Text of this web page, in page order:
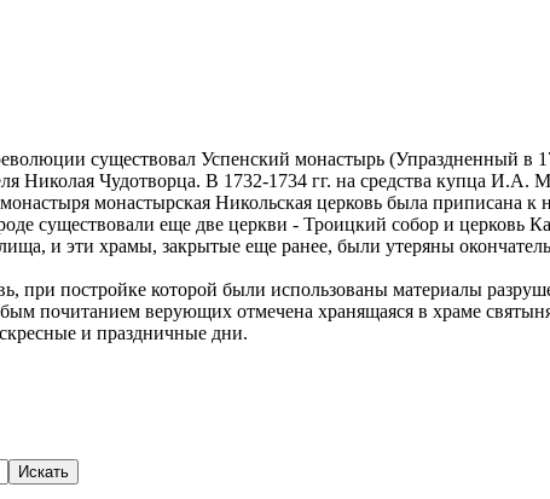
существовал Успенский монастырь (Упраздненный
Николая Чудотворца. В 1732-1734 гг. на средства купца И.А.
монастырская Никольская церковь была приписана
существовали еще две церкви - Троицкий собор и церковь
и эти храмы, закрытые еще ранее, были утеряны
при постройке которой были использованы материалы
почитанием верующих отмечена хранящаяся в храме
и праздничные дни.